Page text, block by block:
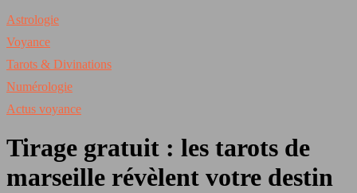
Astrologie
Voyance
Tarots & Divinations
Numérologie
Actus voyance
Tirage gratuit : les tarots de
marseille révèlent votre destin